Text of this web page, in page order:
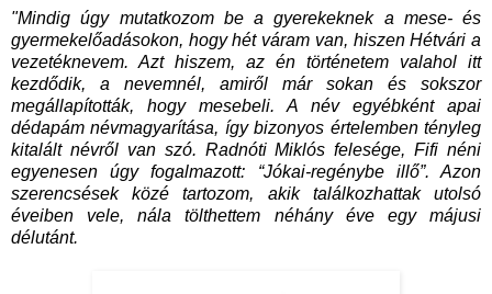
"Mindig úgy mutatkozom be a gyerekeknek a mese- és
gyermekelőadásokon, hogy hét váram van, hiszen Hétvári a
vezetéknevem. Azt hiszem, az én történetem valahol itt
kezdődik, a nevemnél, amiről már sokan és sokszor
megállapították, hogy mesebeli. A név egyébként apai
dédapám névmagyarítása, így bizonyos értelemben tényleg
kitalált névről van szó. Radnóti Miklós felesége, Fifi néni
egyenesen úgy fogalmazott: “Jókai-regénybe illő”. Azon
szerencsések közé tartozom, akik találkozhattak utolsó
éveiben vele, nála tölthettem néhány éve egy májusi
délutánt.